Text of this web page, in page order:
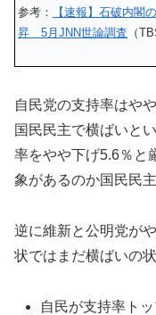
参考：
【速報】石破内
昇 5月JNN世論調査 （
自民党の支持率はや
国民民主で横ばいと
率をやや下げ5.6％と
象があるのか国民民
逆に維新と公明党が
状ではまだ横ばいの
自民が支持率ト